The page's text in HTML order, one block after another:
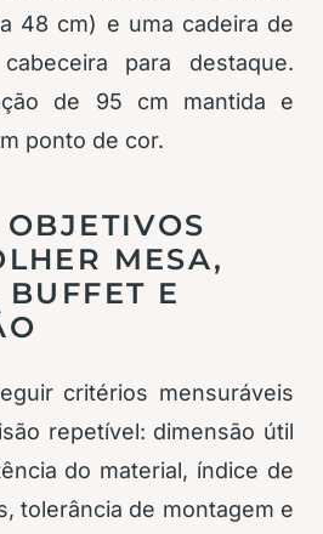
48 cm) e uma cadeira de
para destaque.
de 95 cm mantida e
ponto de cor.
MESA,
E
critérios mensuráveis
repetível: dimensão útil
do material, índice de
tolerância de montagem e